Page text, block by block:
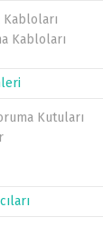
Kabloları
Kabloları
Kutuları